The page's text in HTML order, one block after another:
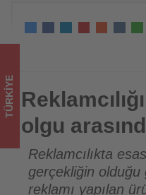
Tourexpi,
sizler
için
turizmde
olup
bitenleri
takip
Reklamcılığın kurgu ve olgu
TÜRKIYE
olgu
Reklamcılıkta
gerçekliğin olduğu
reklamı yapılan